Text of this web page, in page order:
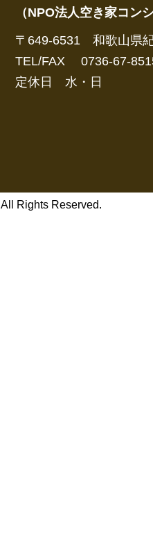
（NPO法人空き家コン
〒649-6531 和歌山県
TEL/FAX 0736-67-
定休日 水・日
Rights Reserved.